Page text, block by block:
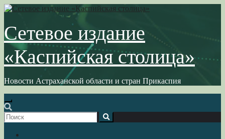
Перейти
содержимому
Сетевое издание
«Каспийская столица»
Новости Астраханской области и стран Прикаспия